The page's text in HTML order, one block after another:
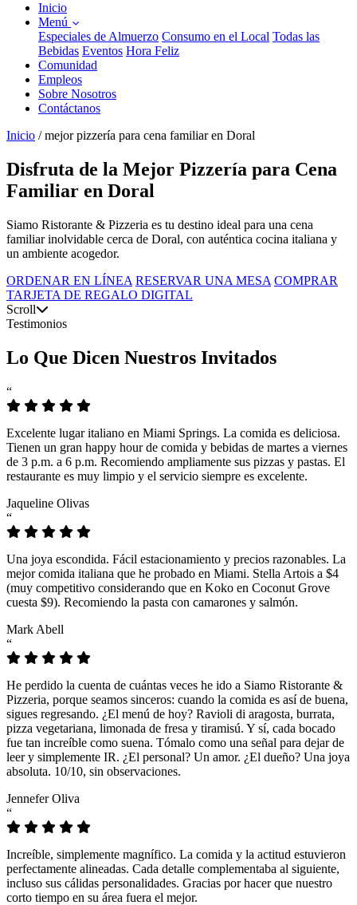
Inicio
Menú
Especiales de Almuerzo Consumo en el Local Todas las
Bebidas Eventos Hora Feliz
Comunidad
Empleos
Sobre Nosotros
Contáctanos
Inicio / mejor pizzería para cena familiar en Doral
Disfruta de la Mejor Pizzería para Cena
Familiar en Doral
Siamo Ristorante & Pizzeria es tu destino ideal para una cena
familiar inolvidable cerca de Doral, con auténtica cocina italiana y
un ambiente acogedor.
ORDENAR EN LÍNEA RESERVAR UNA MESA COMPRAR
TARJETA DE REGALO DIGITAL
Scroll
Testimonios
Lo Que Dicen Nuestros Invitados
“
Excelente lugar italiano en Miami Springs. La comida es deliciosa.
Tienen un gran happy hour de comida y bebidas de martes a viernes
de 3 p.m. a 6 p.m. Recomiendo ampliamente sus pizzas y pastas. El
restaurante es muy limpio y el servicio siempre es excelente.
Jaqueline Olivas
“
Una joya escondida. Fácil estacionamiento y precios razonables. La
mejor comida italiana que he probado en Miami. Stella Artois a $4
(muy competitivo considerando que en Koko en Coconut Grove
cuesta $9). Recomiendo la pasta con camarones y salmón.
Mark Abell
“
He perdido la cuenta de cuántas veces he ido a Siamo Ristorante &
Pizzeria, porque seamos sinceros: cuando la comida es así de buena,
sigues regresando. ¿El menú de hoy? Ravioli di aragosta, burrata,
pizza vegetariana, limonada de fresa y tiramisú. Y sí, cada bocado
fue tan increíble como suena. Tómalo como una señal para dejar de
leer y simplemente IR. ¿El personal? Un amor. ¿El dueño? Una joya
absoluta. 10/10, sin observaciones.
Jennefer Oliva
“
Increíble, simplemente magnífico. La comida y la actitud estuvieron
perfectamente alineadas. Cada detalle complementaba al siguiente,
incluso sus cálidas personalidades. Gracias por hacer que nuestro
corto tiempo en su área fuera el mejor.